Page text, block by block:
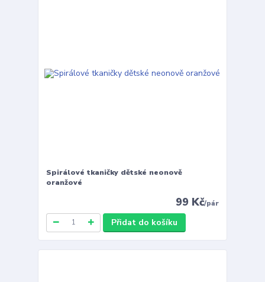
Spirálové tkaničky dětské neonově
oranžové
99 Kč/pár
Přidat do košíku